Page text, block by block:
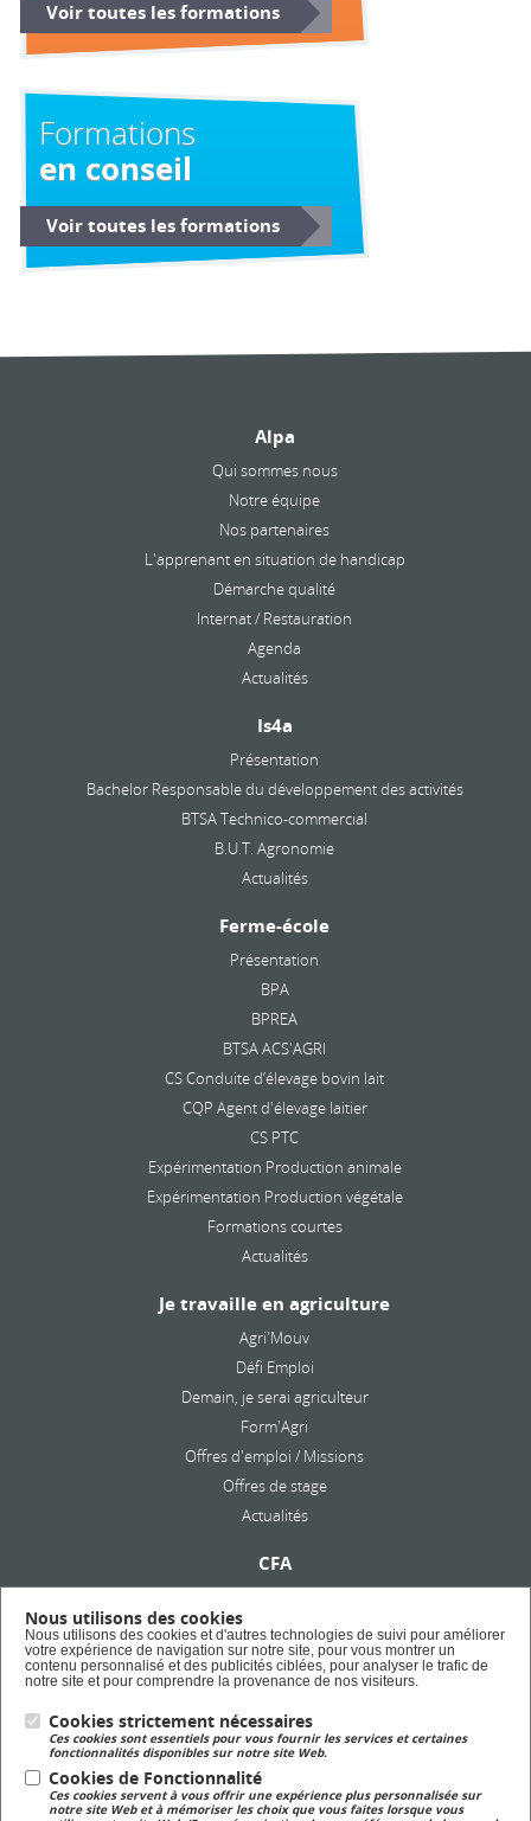
Voir toutes les formations
Formations
en conseil
Voir toutes les formations
Alpa
Qui sommes nous
Notre équipe
Nos partenaires
L'apprenant en situation de handicap
Démarche qualité
Internat / Restauration
Agenda
Actualités
Is4a
Présentation
Bachelor Responsable du développement des activités
BTSA Technico-commercial
B.U.T. Agronomie
Actualités
Ferme-école
Présentation
BPA
BPREA
BTSA ACS'AGRI
CS Conduite d’élevage bovin lait
CQP Agent d'élevage laitier
CS PTC
Expérimentation Production animale
Expérimentation Production végétale
Formations courtes
Actualités
Je travaille en agriculture
Agri'Mouv
Défi Emploi
Demain, je serai agriculteur
Form'Agri
Offres d'emploi / Missions
Offres de stage
Actualités
CFA
Formation en alternance
Taxe d'apprentissage
Lycée Privé
Formation Scolaire
Formation Continue
Nous utilisons des cookies
Nous utilisons des cookies et d'autres technologies de suivi pour améliorer
votre expérience de navigation sur notre site, pour vous montrer un
contenu personnalisé et des publicités ciblées, pour analyser le trafic de
notre site et pour comprendre la provenance de nos visiteurs.
Cookies strictement nécessaires
Ces cookies sont essentiels pour vous fournir les services et certaines
fonctionnalités disponibles sur notre site Web.
Cookies de Fonctionnalité
Ces cookies servent à vous offrir une expérience plus personnalisée sur
notre site Web et à mémoriser les choix que vous faites lorsque vous